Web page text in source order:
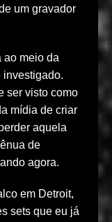
um gravador
ao meio da
investigado.
ser visto como
mídia de criar
aquela
de
agora.
em Detroit,
sets que eu já